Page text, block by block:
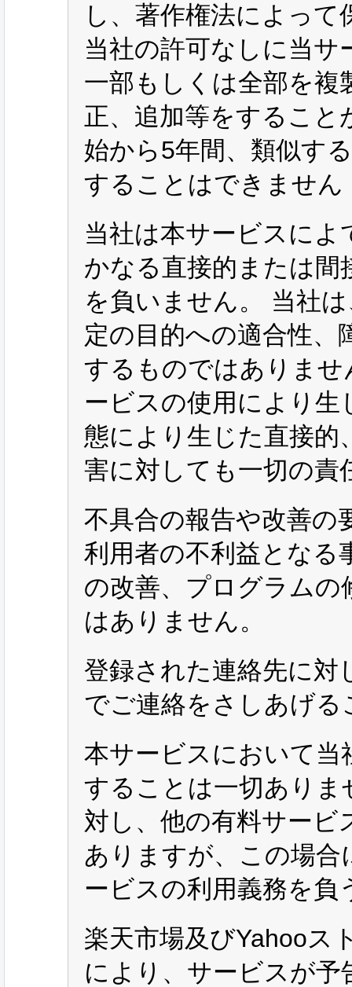
し、著作権法によっ
当社の許可なしに当
一部もしくは全部を複
正、追加等をすること
始から5年間、類似す
することはできません
当社は本サービスに
かなる直接的または間
を負いません。 当社
定の目的への適合性、
するものではありま
ービスの使用により
態により生じた直接的
害に対しても一切の責
不具合の報告や改善の
利用者の不利益となる
の改善、プログラム
はありません。
登録された連絡先に対
でご連絡をさしあげ
本サービスにおいて当
することは一切ありま
対し、他の有料サービ
ありますが、この場
ービスの利用義務を
楽天市場及びYahooス
により、サービスが